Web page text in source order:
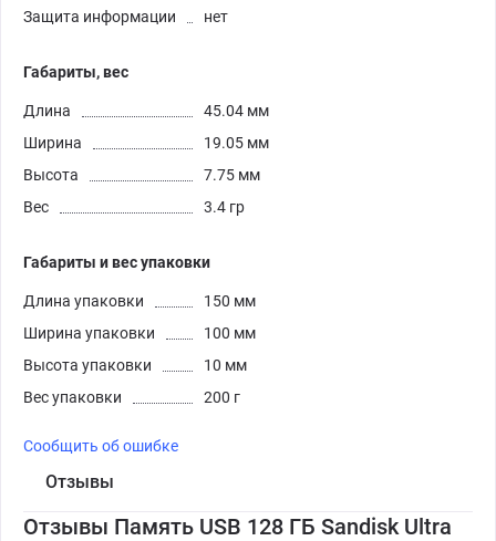
Защита информации нет
Габариты, вес
Длина
45.04 мм
Ширина
19.05 мм
Высота
7.75 мм
Вес
3.4 гр
Габариты и вес упаковки
Длина упаковки
150 мм
Ширина упаковки
100 мм
Высота упаковки
10 мм
Вес упаковки
200 г
Сообщить об ошибке
Отзывы
Отзывы Память USB 128 ГБ Sandisk Ultra